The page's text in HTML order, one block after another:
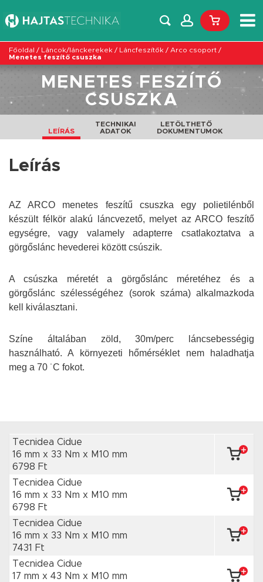
Főoldal / Láncok/lánckerekek / Láncfeszítők / Arco csoport /
Menetes feszítő csuszka
MENETES FESZÍTŐ
CSUSZKA
LEÍRÁS
TECHNIKAI
ADATOK
LETÖLTHETŐ
DOKUMENTUMOK
Leírás
AZ ARCO menetes feszítű csuszka egy polietilénből
készült félkör alakú láncvezető, melyet az ARCO feszítő
egységre, vagy valamely adapterre csatlakoztatva a
görgőslánc hevederei között csúszik.
A csúszka méretét a görgőslánc méretéhez és a
görgőslánc szélességéhez (sorok száma) alkalmazkoda
kell kiválasztani.
Színe általában zöld, 30m/perc láncsebességig
használható. A környezeti hőmérséklet nem haladhatja
meg a 70 ˙C fokot.
Tecnidea Cidue
16 mm x 33 Nm x M10 mm
6798 Ft
Tecnidea Cidue
16 mm x 33 Nm x M10 mm
6798 Ft
Tecnidea Cidue
16 mm x 33 Nm x M10 mm
7431 Ft
Tecnidea Cidue
17 mm x 43 Nm x M10 mm